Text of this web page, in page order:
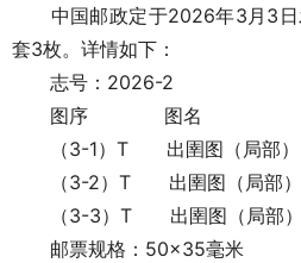
中国邮政定于2026年3月3日
套3枚。详情如下：
志号：2026-2
图序 图名
（3-1）T 出圉图（局部
（3-2）T 出圉图（局部
（3-3）T 出圉图（局部
邮票规格：50×35毫米